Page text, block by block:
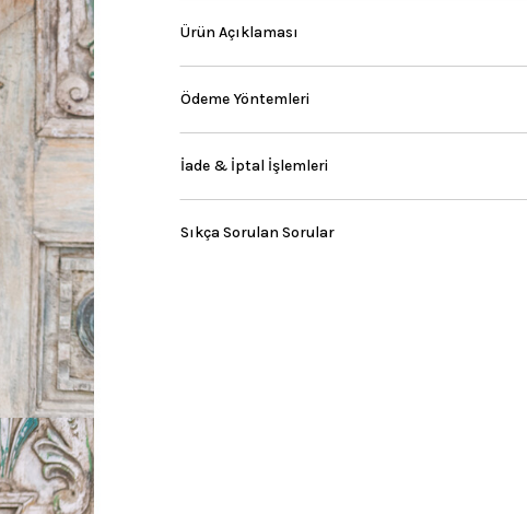
Ürün Açıklaması
Ödeme Yöntemleri
İade & İptal İşlemleri
Sıkça Sorulan Sorular